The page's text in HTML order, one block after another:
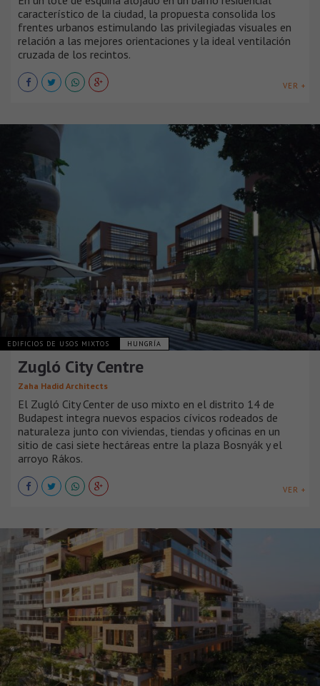
característico de la ciudad, la propuesta consolida los
frentes urbanos estimulando las privilegiadas visuales en
relación a las mejores orientaciones y la ideal ventilación
cruzada de los recintos.
VER +
EDIFICIOS DE USOS MIXTOS HUNGRÍA
Zugló City Centre
Zaha Hadid Architects
El Zugló City Center de uso mixto en el distrito 14 de
Budapest integra nuevos espacios cívicos rodeados de
naturaleza junto con viviendas, tiendas y oficinas en un
sitio de casi siete hectáreas entre la plaza Bosnyák y el
arroyo Rákos.
VER +